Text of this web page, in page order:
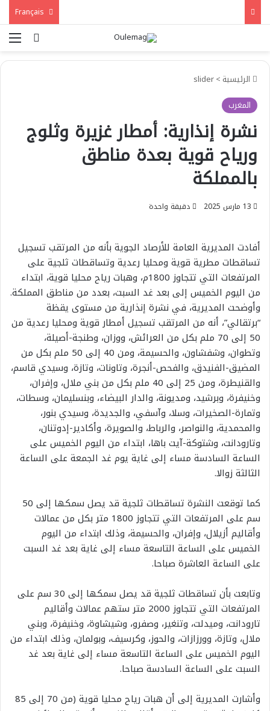
بحث عن
الرئيسية >
slider
المغرب
نشرة إنذارية: أمطار غزيرة وثلوج
ورياح قوية بعدة مناطق
بالمملكة
13 مارس 2025 دقيقة واحدة
أفادت المديرية العامة للأرصاد الجوية بأنه من المرتقب تسجيل
تساقطات مطرية قوية ومحليا رعدية وتساقطات ثلجية على
المرتفعات التي تتجاوز 1800م، وهبات رياح محليا قوية، ابتداء
من اليوم الخميس إلى بعد غد السبت، بعدد من مناطق المملكة.
وأوضحت المديرية، في نشرة إنذارية من مستوى يقظة
“برتقالي”، أنه من المرتقب تسجيل أمطار قوية ومحليا رعدية من
50 إلى 70 ملم بكل من العرائش، ووزان، وطنجة-أصيلة،
وتطوان، وشفشاون، والحسيمة، ومن 40 إلى 50 ملم بكل من
المضيق-الفنيدق، والفحص-أنجرة، وتاونات، وتازة، وسيدي قاسم،
والقنيطرة، ومن 25 إلى 40 ملم بكل من بني ملال، وإفران،
وخنيفرة، وبرشيد، ومديونة، والدار البيضاء، وبنسليمان، وسطات،
وتمارة-الصخيرات، وسلا، وآسفي، والجديدة، وسيدي بنور،
والمحمدية، والنواصر، والرباط، والصويرة، وأكادير-إدوتنان،
وتارودانت، وشتوكة-آيت باها، ابتداء من اليوم الخميس على
الساعة السادسة مساء إلى غاية يوم غد الجمعة على الساعة
الثالثة زوالا.
كما توقعت النشرة تساقطات ثلجية قد يصل سمكها إلى 50
سم على المرتفعات التي تتجاوز 1800 متر بكل من عمالات
وأقاليم أزيلال، وإفران، والحسيمة، وذلك ابتداء من اليوم
الخميس على الساعة التاسعة مساء إلى غاية بعد غد السبت
على الساعة العاشرة صباحا.
وتابعت بأن تساقطات ثلجية قد يصل سمكها إلى 30 سم على
المرتفعات التي تتجاوز 2000 متر ستهم عمالات وأقاليم
تارودانت، وميدلت، وتنغير، وصفرو، وشيشاوة، وخنيفرة، وبني
ملال، وتازة، وورزازات، والحوز، وكرسيف، وبولمان، وذلك ابتداء من
اليوم الخميس على الساعة التاسعة مساء إلى غاية بعد غد
السبت على الساعة السادسة صباحا.
وأشارت المديرية إلى أن هبات رياح محليا قوية (من 70 إلى 85